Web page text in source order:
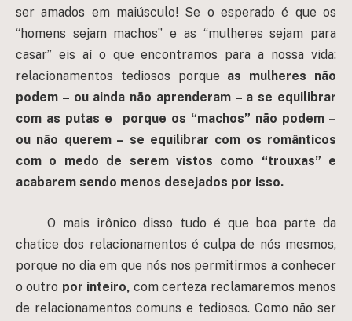
ser amados em maiúsculo! Se o esperado é que os
“homens sejam machos” e as “mulheres sejam para
casar” eis aí o que encontramos para a nossa vida:
relacionamentos tediosos porque as mulheres não
podem – ou ainda não aprenderam – a se equilibrar
com as putas e porque os “machos” não podem –
ou não querem – se equilibrar com os românticos
com o medo de serem vistos como “trouxas” e
acabarem sendo menos desejados por isso.
O mais irônico disso tudo é que boa parte da
chatice dos relacionamentos é culpa de nós mesmos,
porque no dia em que nós nos permitirmos a conhecer
o outro por inteiro, com certeza reclamaremos menos
de relacionamentos comuns e tediosos. Como não ser